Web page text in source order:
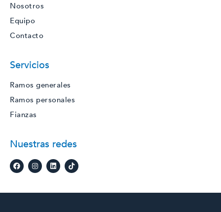
Nosotros
Equipo
Contacto
Servicios
Ramos generales
Ramos personales
Fianzas
Nuestras redes